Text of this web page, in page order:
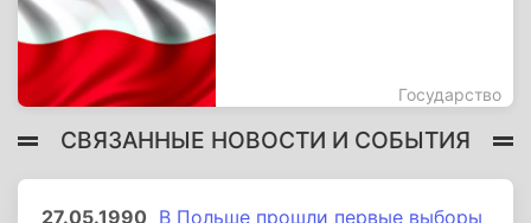
Государство
СВЯЗАННЫЕ НОВОСТИ И СОБЫТИЯ
27.05.1990 В Польше прошли первые выборы